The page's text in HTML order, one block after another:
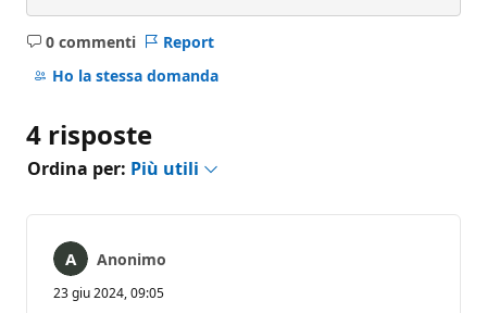
0 commenti
Nessun
commento
Report
Ho la stessa domanda
4 risposte
Ordina per: Più utili
Anonimo
23 giu 2024, 09:05